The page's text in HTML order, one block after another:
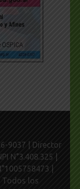
9037 | Director
N°3.408.325 |
|
Todos los